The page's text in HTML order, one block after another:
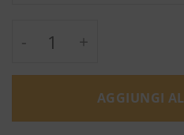
Maschera idratante
AGGIUNGI